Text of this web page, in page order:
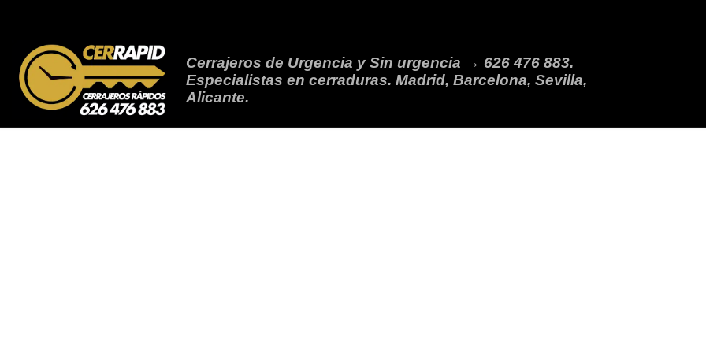
Cerrajeros de Urgencia y Sin urgencia → 626 476 883.
Especialistas en cerraduras. Madrid, Barcelona, Sevilla,
Alicante.